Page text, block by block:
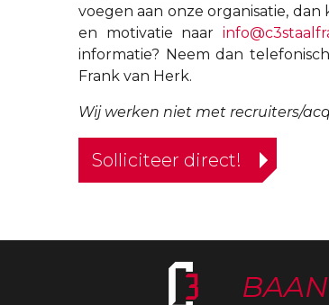
voegen aan onze organisatie,
en motivatie naar
informatie? Neem dan
Frank van Herk.
Wij werken niet met recruiters/
Solliciteer direct!